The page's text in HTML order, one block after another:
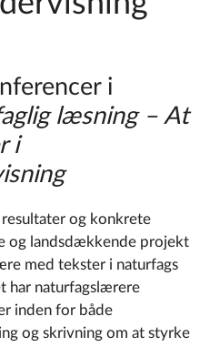
i
læsning – At
i
og konkrete
og landsdækkende projekt
med tekster i naturfags
har naturfagslærere
inden for både
og skrivning om at styrke